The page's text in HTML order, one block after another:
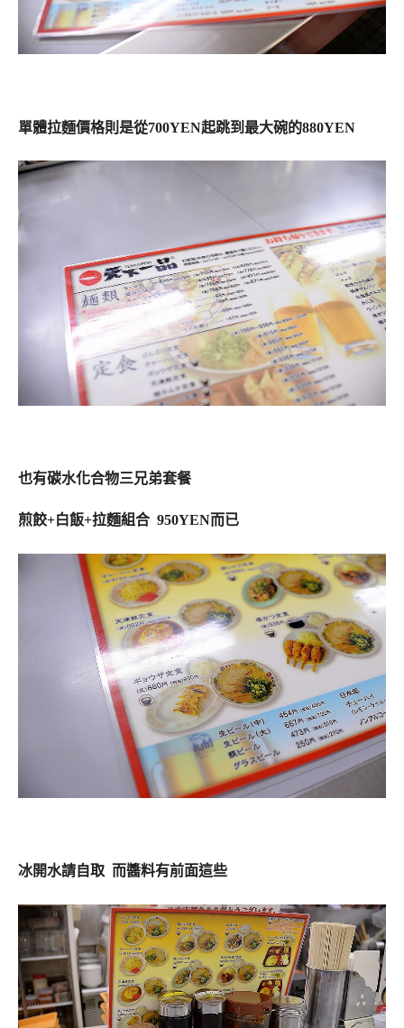
單體拉麵價格則是從700YEN起跳到最大碗的880YEN
也有碳水化合物三兄弟套餐
煎餃+白飯+拉麵組合 950YEN而已
冰開水請自取 而醬料有前面這些